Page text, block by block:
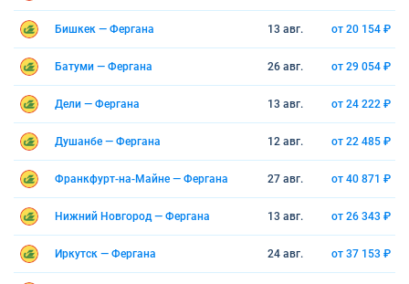
Бишкек — Фергана 13 авг. от 20 154 ₽
Батуми — Фергана 26 авг. от 29 054 ₽
Дели — Фергана 13 авг. от 24 222 ₽
Душанбе — Фергана 12 авг. от 22 485 ₽
Франкфурт-на-Майне — Фергана 27 авг. от 40 871 ₽
Нижний Новгород — Фергана 13 авг. от 26 343 ₽
Иркутск — Фергана 24 авг. от 37 153 ₽